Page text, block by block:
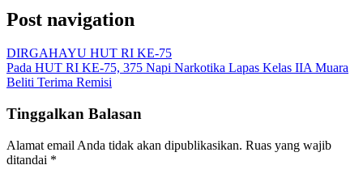
Post navigation
DIRGAHAYU HUT RI KE-75
Pada HUT RI KE-75, 375 Napi Narkotika Lapas Kelas IIA Muara
Beliti Terima Remisi
Tinggalkan Balasan
Alamat email Anda tidak akan dipublikasikan. Ruas yang wajib
ditandai *